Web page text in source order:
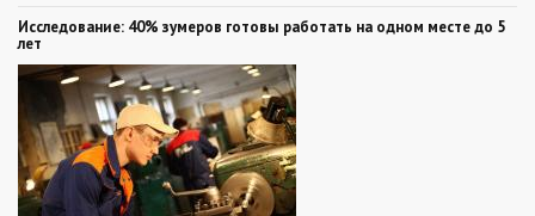
Исследование: 40% зумеров готовы работать на одном месте до 5
лет